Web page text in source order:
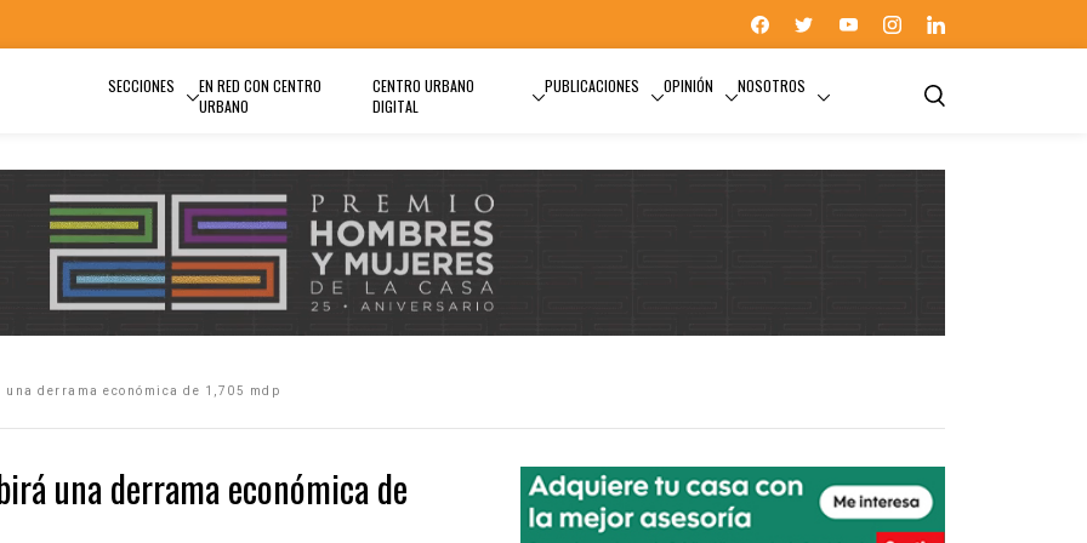
SECCIONES
EN RED CON CENTRO
URBANO
CENTRO URBANO
DIGITAL
PUBLICACIONES OPINIÓN NOSOTROS
derrama económica de 1,705 mdp
una derrama económica de